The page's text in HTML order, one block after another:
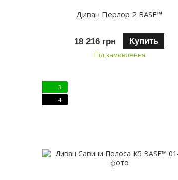
Диван Перлор 2 BASE™
18 216 грн Купить
Під замовлення
3
4